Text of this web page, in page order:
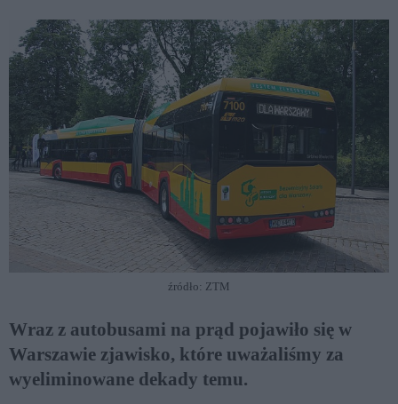
źródło: ZTM
Wraz z autobusami na prąd pojawiło się w
Warszawie zjawisko, które uważaliśmy za
wyeliminowane dekady temu.